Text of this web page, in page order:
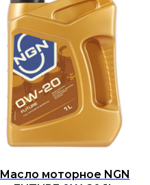
Масло моторное NGN